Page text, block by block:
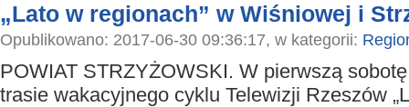
„Lato w regionach” w Wiśniowej i
Opublikowano: 2017-06-30 09:36:17, w kategorii:
POWIAT STRZYŻOWSKI. W pierwszą
trasie wakacyjnego cyklu Telewizji Rzeszów